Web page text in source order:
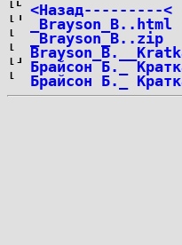
<Назад---------<
_Brayson_B..html
_Brayson_B..zip
Брайсон Б._
Брайсон Б._